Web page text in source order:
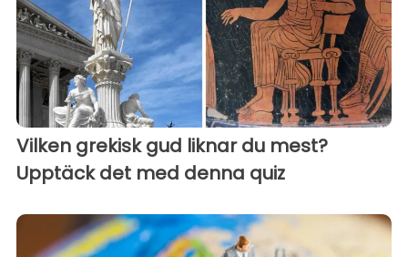
Vilken grekisk gud liknar du mest?
Upptäck det med denna quiz